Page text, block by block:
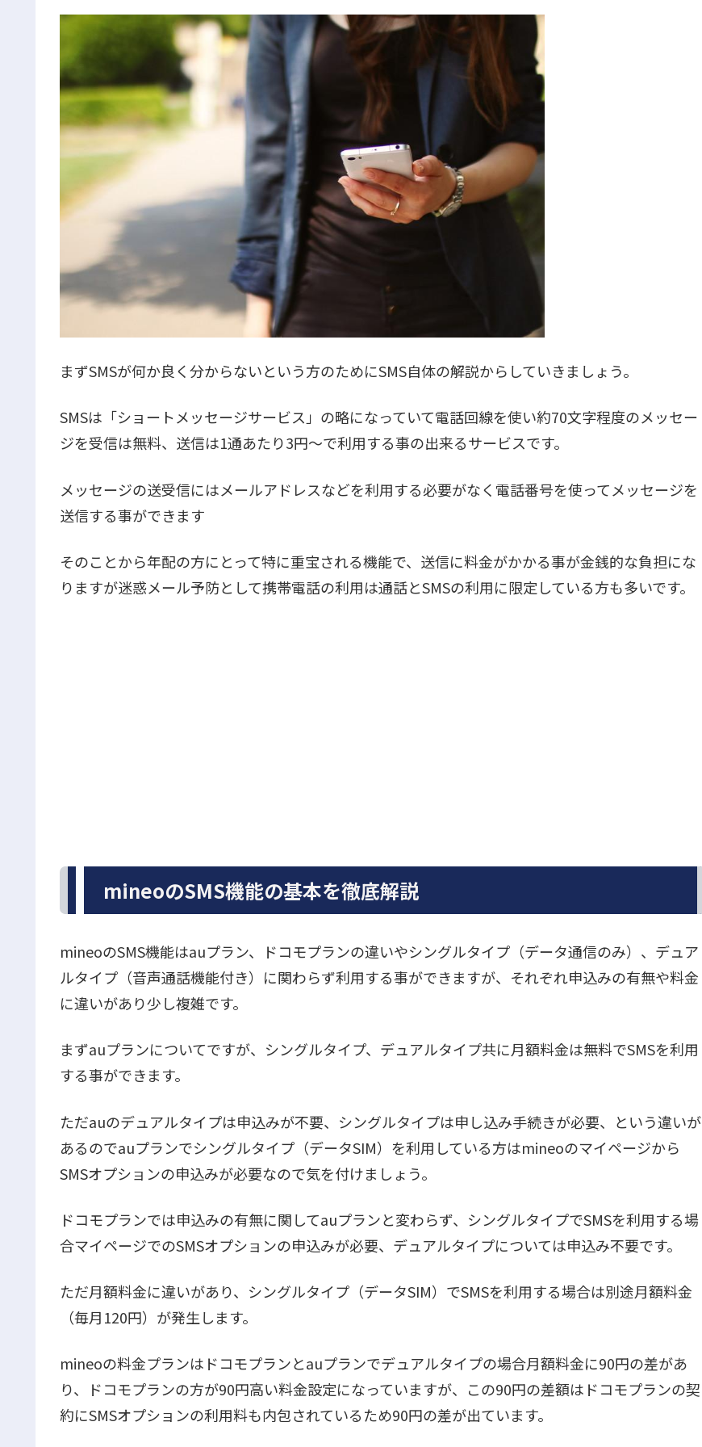
まずSMSが何か良く分からないという方のためにSMS自体の解説からしていきましょう。
SMSは「ショートメッセージサービス」の略になっていて電話回線を使い約70文字程度のメッセー
ジを受信は無料、送信は1通あたり3円～で利用する事の出来るサービスです。
メッセージの送受信にはメールアドレスなどを利用する必要がなく電話番号を使ってメッセージを
送信する事ができます
そのことから年配の方にとって特に重宝される機能で、送信に料金がかかる事が金銭的な負担にな
りますが迷惑メール予防として携帯電話の利用は通話とSMSの利用に限定している方も多いです。
mineoのSMS機能の基本を徹底解説
mineoのSMS機能はauプラン、ドコモプランの違いやシングルタイプ（データ通信のみ）、デュア
ルタイプ（音声通話機能付き）に関わらず利用する事ができますが、それぞれ申込みの有無や料金
に違いがあり少し複雑です。
まずauプランについてですが、シングルタイプ、デュアルタイプ共に月額料金は無料でSMSを利用
する事ができます。
ただauのデュアルタイプは申込みが不要、シングルタイプは申し込み手続きが必要、という違いが
あるのでauプランでシングルタイプ（データSIM）を利用している方はmineoのマイページから
SMSオプションの申込みが必要なので気を付けましょう。
ドコモプランでは申込みの有無に関してauプランと変わらず、シングルタイプでSMSを利用する場
合マイページでのSMSオプションの申込みが必要、デュアルタイプについては申込み不要です。
ただ月額料金に違いがあり、シングルタイプ（データSIM）でSMSを利用する場合は別途月額料金
（毎月120円）が発生します。
mineoの料金プランはドコモプランとauプランでデュアルタイプの場合月額料金に90円の差があ
り、ドコモプランの方が90円高い料金設定になっていますが、この90円の差額はドコモプランの契
約にSMSオプションの利用料も内包されているため90円の差が出ています。